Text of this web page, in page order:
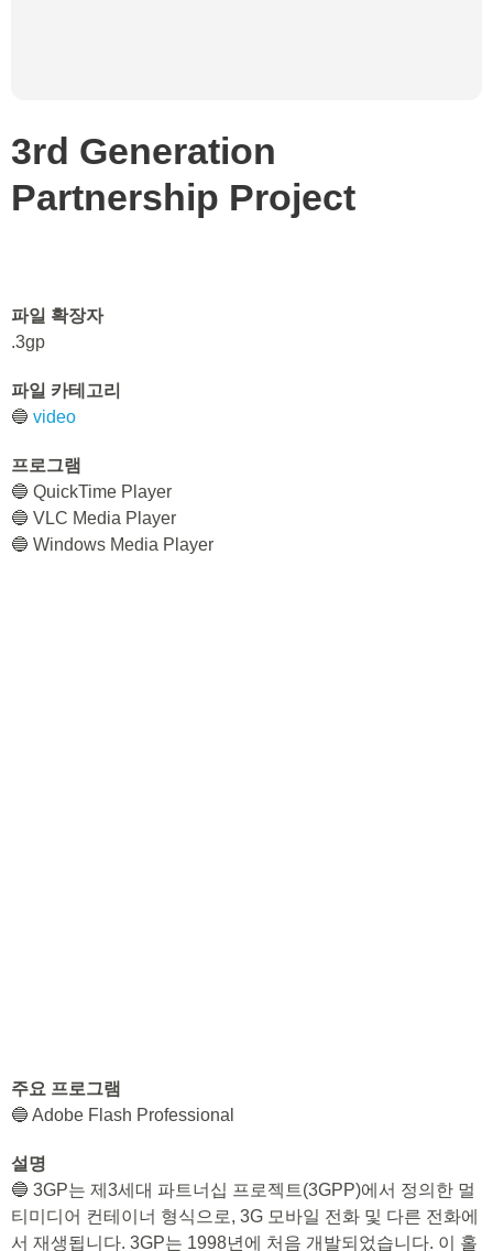
3rd Generation
Partnership Project
파일 확장자
.3gp
파일 카테고리
🔵 video
프로그램
🔵 QuickTime Player
🔵 VLC Media Player
🔵 Windows Media Player
주요 프로그램
🔵 Adobe Flash Professional
설명
🔵 3GP는 제3세대 파트너십 프로젝트(3GPP)에서 정의한 멀
티미디어 컨테이너 형식으로, 3G 모바일 전화 및 다른 전화에
서 재생됩니다. 3GP는 1998년에 처음 개발되었습니다. 이 홀